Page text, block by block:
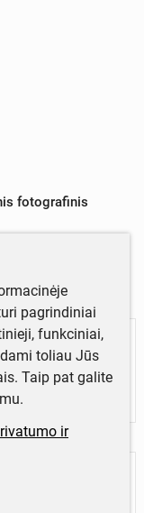
fotografinis
pagrindiniai
funkciniai,
toliau Jūs
Taip pat galite
ir